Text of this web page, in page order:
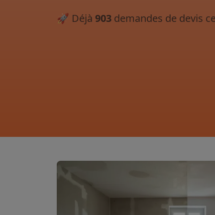
🚀 Déjà 903 demandes de devis